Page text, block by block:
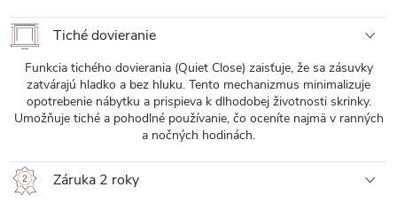
Tiché dovieranie
Funkcia tichého dovierania (Quiet Close) zaisťuje, že sa zásuvky
zatvárajú hladko a bez hluku. Tento mechanizmus minimalizuje
opotrebenie nábytku a prispieva k dlhodobej životnosti skrinky.
Umožňuje tiché a pohodlné používanie, čo oceníte najmä v ranných
a nočných hodinách.
Záruka 2 roky